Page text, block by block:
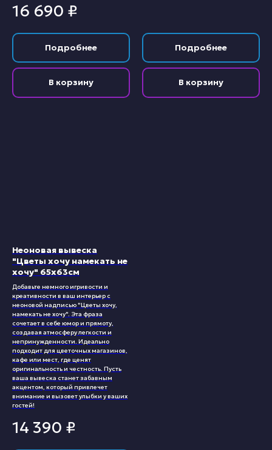
16 690 ₽
Подробнее
В корзину
Подробнее
В корзину
Неоновая вывеска
"Цветы хочу намекать не
хочу" 65х63см
Добавьте немного игривости и
креативности в ваш интерьер с
неоновой надписью "Цветы хочу,
намекать не хочу". Эта фраза
сочетает в себе юмор и прямоту,
создавая атмосферу легкости и
непринужденности. Идеально
подходит для цветочных магазинов,
кафе или мест, где ценят
оригинальность и честность. Пусть
ваша вывеска станет забавным
акцентом, который привлечет
внимание и вызовет улыбки у ваших
гостей!
14 390 ₽